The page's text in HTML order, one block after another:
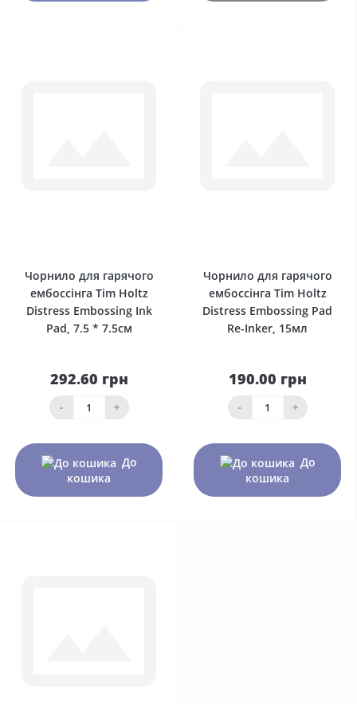
Чорнило для гарячого
ембоссінга Tim Holtz
Distress Embossing Ink
Pad, 7.5 * 7.5см
292.60 грн
- +
До
кошика
Чорнило для гарячого
ембоссінга Tim Holtz
Distress Embossing Pad
Re-Inker, 15мл
190.00 грн
- +
До
кошика